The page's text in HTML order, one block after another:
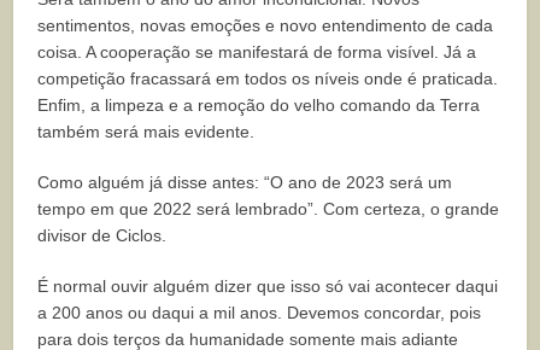
sentimentos, novas emoções e novo entendimento de cada
coisa. A cooperação se manifestará de forma visível. Já a
competição fracassará em todos os níveis onde é praticada.
Enfim, a limpeza e a remoção do velho comando da Terra
também será mais evidente.
Como alguém já disse antes: “O ano de 2023 será um
tempo em que 2022 será lembrado”. Com certeza, o grande
divisor de Ciclos.
É normal ouvir alguém dizer que isso só vai acontecer daqui
a 200 anos ou daqui a mil anos. Devemos concordar, pois
para dois terços da humanidade somente mais adiante